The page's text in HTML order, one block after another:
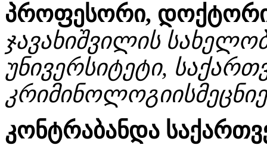
პროფესორი, დოქტორი
ჯავახიშვილის
უნივერსიტეტი,
კონტრაბანდა